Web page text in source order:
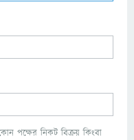
পক্ষের নিকট বিক্রয় কিংবা